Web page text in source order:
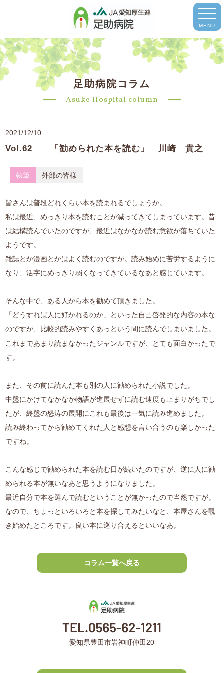
MENU
足助病院コラム
Asuke Hospital column
2021/12/10
Vol.62 「勧められた本を読む」 川崎 貴之
執筆 外部の皆様
皆さんは普段どれくらい本を読まれるでしょうか。
私は最近、めっきり本を読むことが減ってきてしまっています。昔
は結構読んでいたのですが、最近はなかなか読む意欲が落ちていた
ようです。
雑誌とか漫画とかはよく読むのですが。読み始めに苦労するように
なり、活字にめっきり弱くなってきているなあと感じています。
そんな中で、ある人から本を勧めて頂きました。
「どうすれば人に好かれるのか」といった自己啓発的な内容の本な
のですが、比較的読みやすくあっという間に読んでしまいました。
これまであまり読まなかったジャンルですが、とても面白かったで
す。
また、その前に読んだ本も別の人に勧められた小説でした。
中盤にかけてなかなか物語が進展せずに読む速度も止まりがちでし
たが、終盤の怒涛の展開にこれも最後は一気に読み進めました。
読み終わってから勧めてくれた人と感想を言い合うのも楽しかった
ですね。
こんな感じで勧められた本を読む日が続いたのですが、逆に人に勧
められる本が無いなあと思うようになりました。
最近自分で本を選んで読むということが無かったので当然ですが。
なので、ちょっといろいろと本を探してみたいなと、本屋さんを覗
き始めたところです。良い本に巡り合えるといいなあ。
コラム一覧へ戻る
愛知県豊田市岩神町仲田20